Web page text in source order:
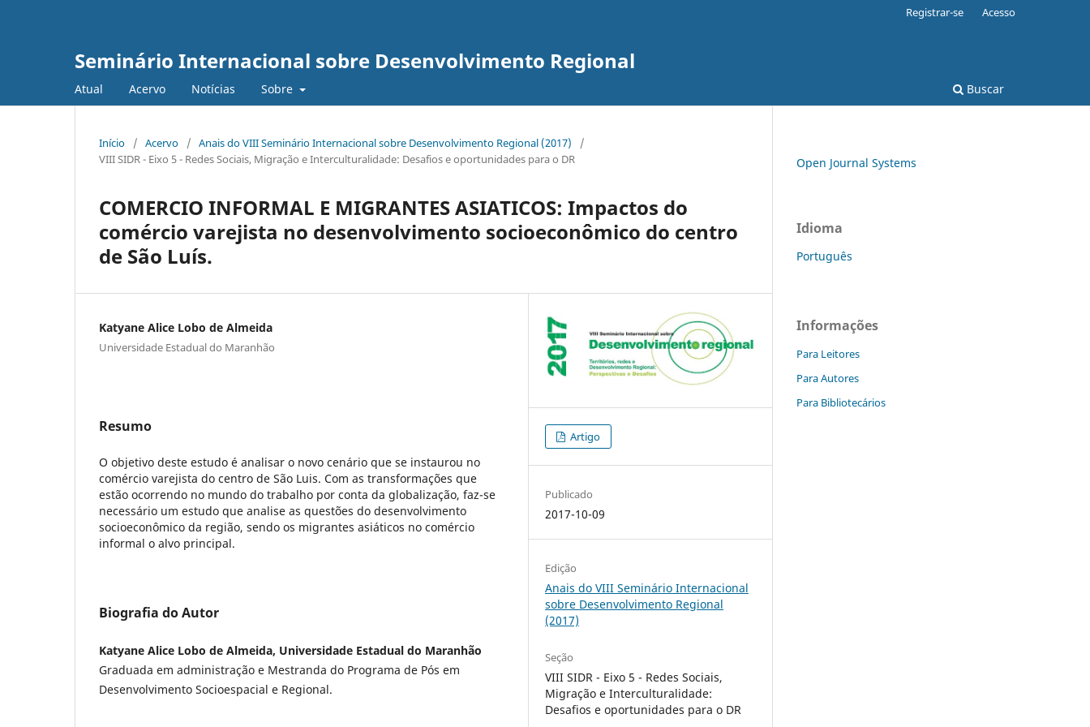
Seminário Internacional sobre Desenvolvimento Regional
Atual Acervo Notícias Sobre Buscar
Registrar-se Acesso
Início / Acervo / Anais do VIII Seminário Internacional sobre Desenvolvimento Regional (2017)
/
VIII SIDR - Eixo 5 - Redes Sociais, Migração e Interculturalidade: Desafios e oportunidades para o DR
COMERCIO INFORMAL E MIGRANTES ASIATICOS: Impactos do
comércio varejista no desenvolvimento socioeconômico do centro
de São Luís.
Katyane Alice Lobo de Almeida
Universidade Estadual do Maranhão
Resumo
O objetivo deste estudo é analisar o novo cenário que se instaurou no
comércio varejista do centro de São Luis. Com as transformações que
estão ocorrendo no mundo do trabalho por conta da globalização, faz-se
necessário um estudo que analise as questões do desenvolvimento
socioeconômico da região, sendo os migrantes asiáticos no comércio
informal o alvo principal.
Biografia do Autor
Katyane Alice Lobo de Almeida, Universidade Estadual do Maranhão
Graduada em administração e Mestranda do Programa de Pós em
Desenvolvimento Socioespacial e Regional.
Artigo
Publicado
2017-10-09
Edição
Anais do VIII Seminário Internacional
sobre Desenvolvimento Regional
(2017)
Seção
VIII SIDR - Eixo 5 - Redes Sociais,
Migração e Interculturalidade:
Desafios e oportunidades para o DR
Open Journal Systems
Idioma
Português
Informações
Para Leitores
Para Autores
Para Bibliotecários